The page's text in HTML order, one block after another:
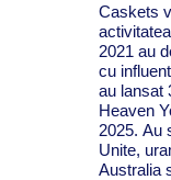
Caskets
2021 au
cu
au lansat
Heaven
2025. Au
Unite,
Australia